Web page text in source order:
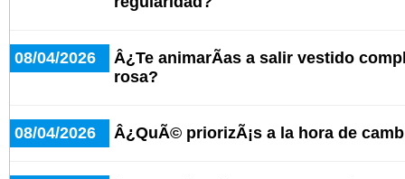
08/04/2026
Â¿Te animarÃ­as a salir vestido
rosa?
08/04/2026 Â¿QuÃ© priorizÃ¡s a la hora de